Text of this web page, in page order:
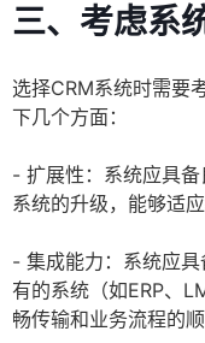
三、考虑系
选择CRM系统时需要
下几个方面：
- 扩展性：系统应具
系统的升级，能够适
- 集成能力：系统应
有的系统（如ERP、
畅传输和业务流程的顺